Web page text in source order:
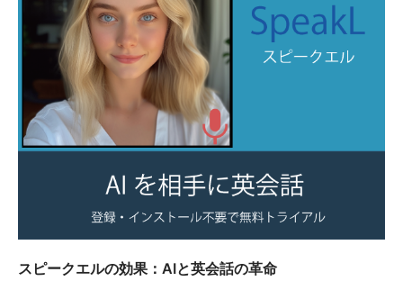
スピークエルの効果：AIと英会話の革命